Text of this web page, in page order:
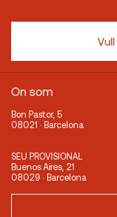
On som
Bon Pastor, 5
08021 · Barcelona
SEU PROVISIONAL
Buenos Aires, 21
08029 · Barcelona